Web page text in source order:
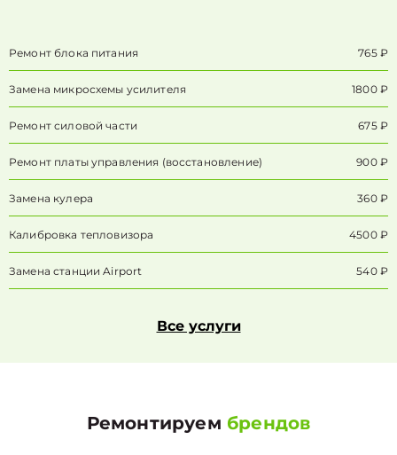
Ремонт блока питания 765 ₽
Замена микросхемы усилителя 1800 ₽
Ремонт силовой части 675 ₽
Ремонт платы управления (восстановление) 900 ₽
Замена кулера 360 ₽
Калибровка тепловизора 4500 ₽
Замена станции Airport 540 ₽
Все услуги
Ремонтируем брендов